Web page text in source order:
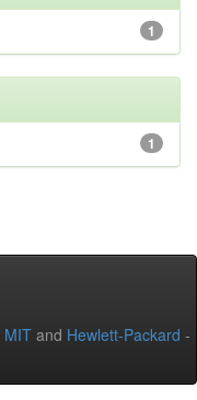
1
1
MIT and Hewlett-Packard -